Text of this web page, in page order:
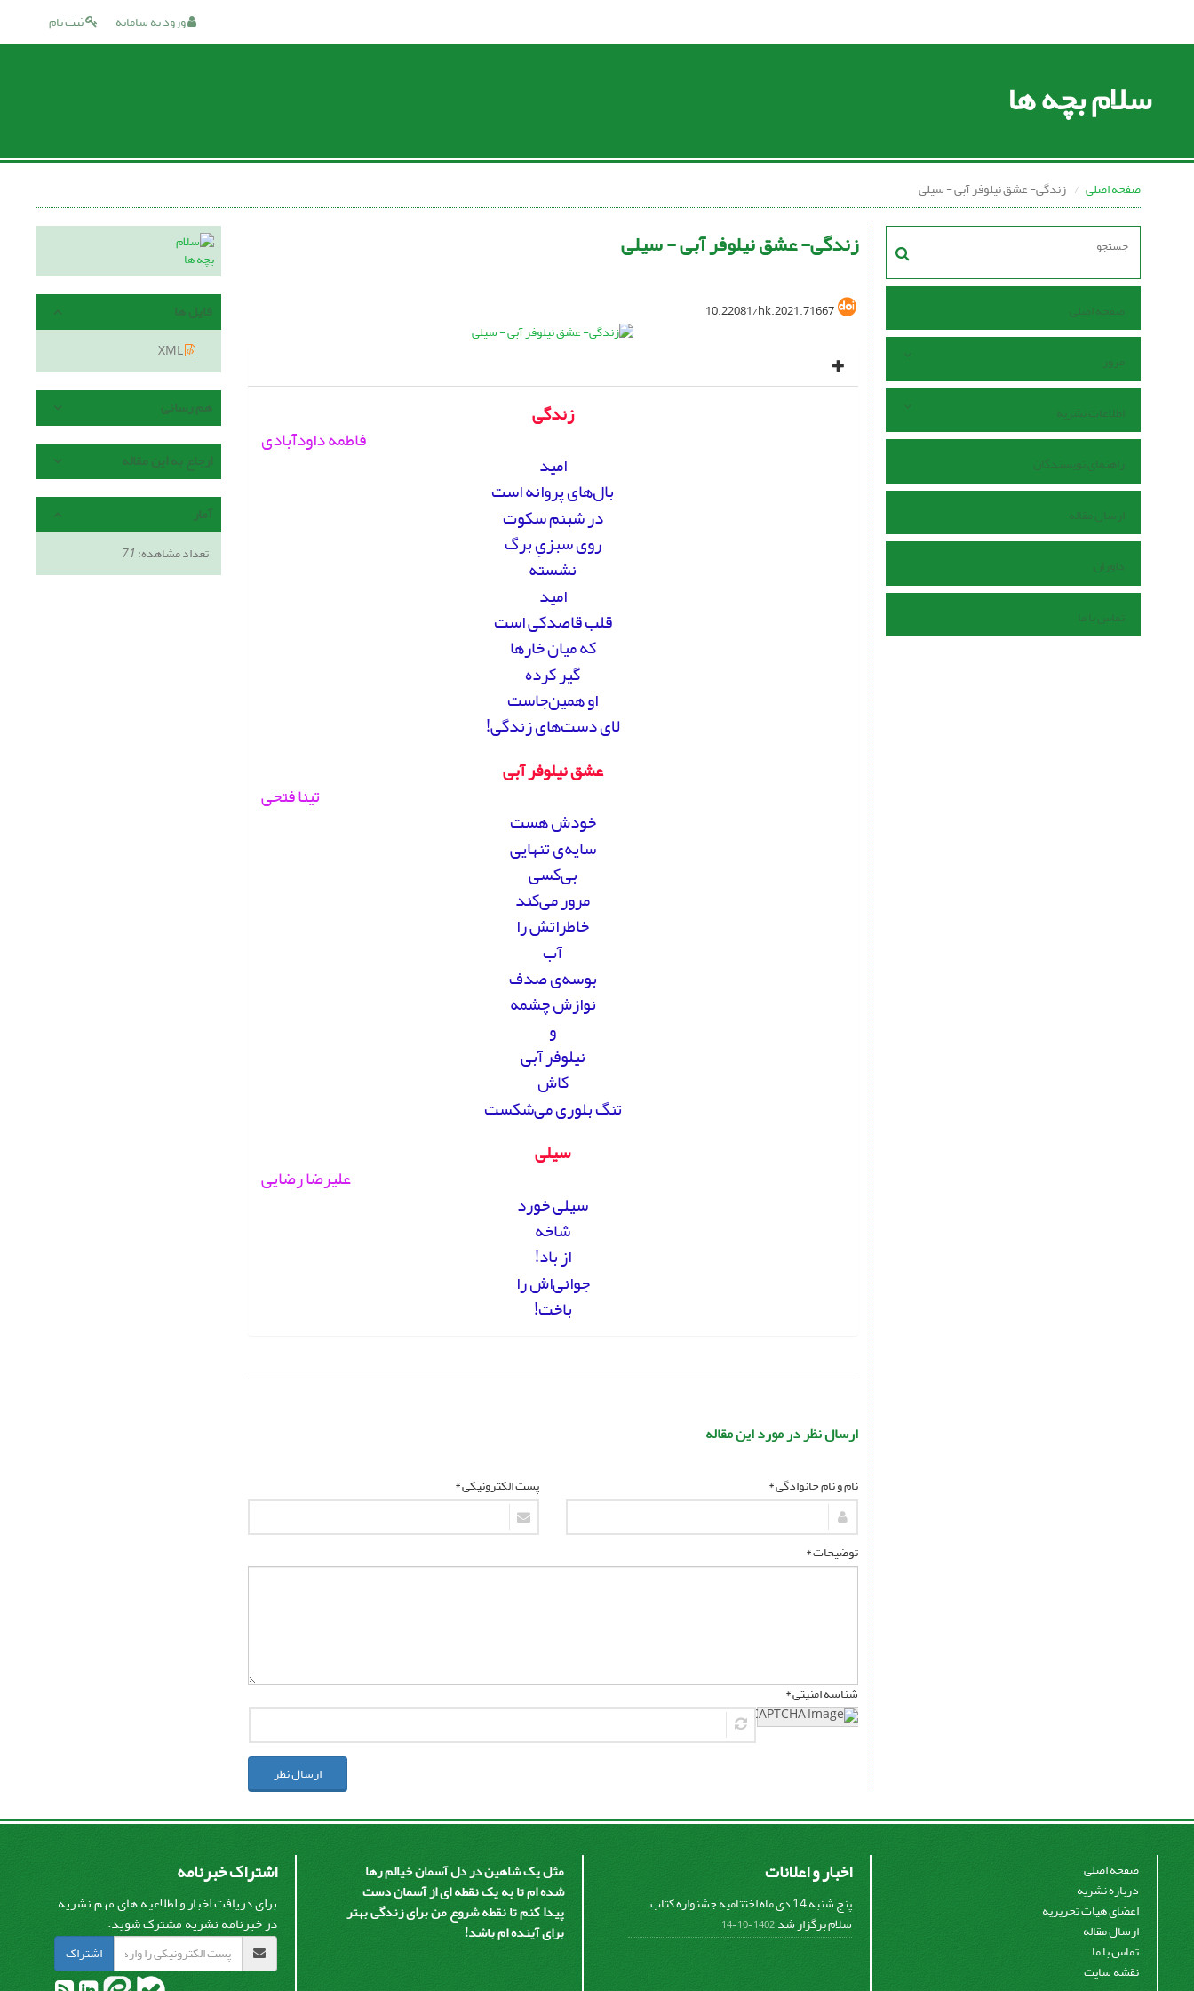
ثبت نام ورود به سامانه
سلام بچه ها
صفحه اصلی زندگی- عشق نیلوفر آبی - سیلی
صفحه اصلی
مرور
اطلاعات نشریه
راهنمای نویسندگان
ارسال مقاله
داوران
تماس با ما
زندگی- عشق نیلوفر آبی - سیلی
10.22081/hk.2021.71667
زندگی
فاطمه داودآبادی
امید
بال‌های پروانه است
در شبنم سکوت
روی سبزیِ برگ
نشسته
امید
قلب قاصدکی است
که میان خارها
گیر کرده
او همین‌جاست
لای دست‌های زندگی!
عشق نیلوفر آبی
تینا فتحی
خودش هست
سایه‌ی تنهایی
بی‌کسی
مرور می‌کند
خاطراتش را
آب
بوسه‌ی صدف
نوازش چشمه
و
نیلوفر آبی
کاش
تنگ بلوری می‌شکست
سیلی
علیرضا رضایی
سیلی خورد
شاخه
از باد!
جوانی‌اش را
باخت!
ارسال نظر در مورد این مقاله
نام و نام خانوادگی * پست الکترونیکی *
توضیحات *
شناسه امنیتی *
ارسال نظر
فایل ها
XML
هم رسانی
ارجاع به این مقاله
آمار
تعداد مشاهده:71
صفحه اصلی
درباره نشریه
اعضای هیات تحریریه
ارسال مقاله
تماس با ما
نقشه سایت
اخبار و اعلانات
پنج شنبه 14 دی ماه اختتامیه جشنواره کتاب
سلام برگزار شد 1402-10-14
مثل یک شاهین در دل آسمان خیالم رها
شده ام تا به یک نقطه ای از آسمان دست
پیدا کنم تا نقطه شروع من برای زندگی بهتر
برای آینده ام باشد!
اشتراک خبرنامه
برای دریافت اخبار و اطلاعیه های مهم نشریه
در خبرنامه نشریه مشترک شوید.
اشتراک